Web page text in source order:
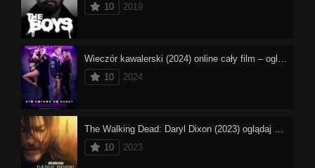
10
2019
10
2024
10
2023